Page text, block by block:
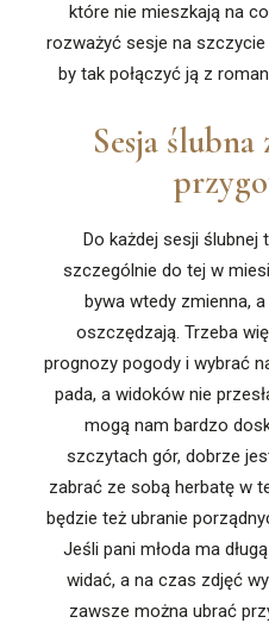
które nie mieszkają na
rozważyć sesje na
by tak połączyć ją z
Sesja
Do każdej sesji ślubnej
szczególnie do tej w
bywa wtedy zmienna,
oszczędzają. Trzeba
prognozy pogody i wybrać
pada, a widoków nie
mogą nam bardzo
szczytach gór, dobrze
zabrać ze sobą herbatę w
będzie też ubranie
Jeśli pani młoda ma
widać, a na czas zdjęć
zawsze można ubrać